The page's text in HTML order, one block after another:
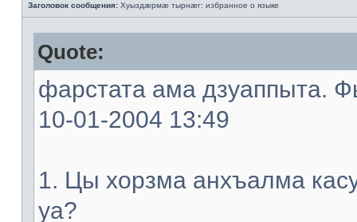
Заголовок сообщения: Хуыздæрмæ тырнæг: избранное о языке
Quote:
фарстата ама дзуаппыта.
10-01-2004 13:49
1. Цы хорзма анхъалма
уа?